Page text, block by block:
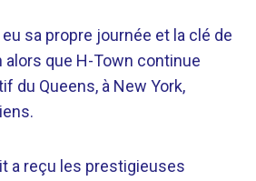
sa propre journée et la clé de
alors que H-Town continue
du Queens, à New York,
a reçu les prestigieuses